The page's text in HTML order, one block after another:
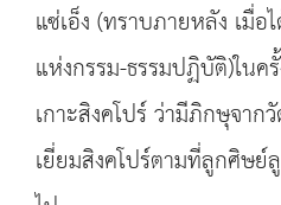
แซ่เอ็ง (ทราบภายหลัง เมื่
แห่งกรรม-ธรรมปฏิบัติ)ใน
เกาะสิงคโปร์ ว่ามีภิกษุจา
เยี่ยมสิงคโปร์ตามที่ลูกศิษ